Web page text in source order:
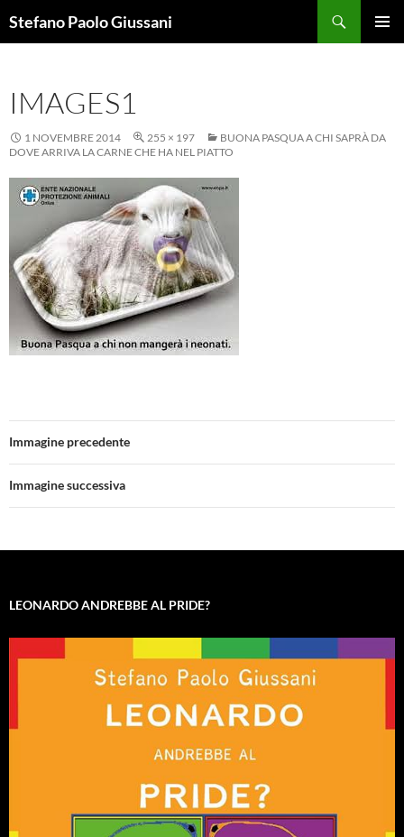
alStefano Paolo Giussani
IMAGES1
1 NOVEMBRE 2014 255 × 197
BUONA PASQUA A CHI SAPRÀ DA
DOVE ARRIVA LA CARNE CHE HA NEL PIATTO
Immagine precedente
Immagine successiva
LEONARDO ANDREBBE AL PRIDE?